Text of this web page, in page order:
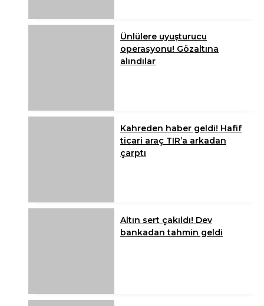
Ünlülere uyuşturucu
operasyonu! Gözaltına
alındılar
Kahreden haber geldi! Hafif
ticari araç TIR’a arkadan
çarptı
Altın sert çakıldı! Dev
bankadan tahmin geldi